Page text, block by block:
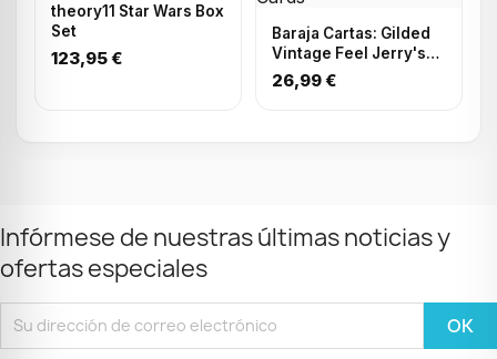
theory11 Star Wars Box
Set
123,95 €
Baraja Cartas: Gilded
Vintage Feel Jerry's
Nuggets (Black)
Playing Cards
26,99 €
Infórmese de nuestras últimas noticias y
ofertas especiales